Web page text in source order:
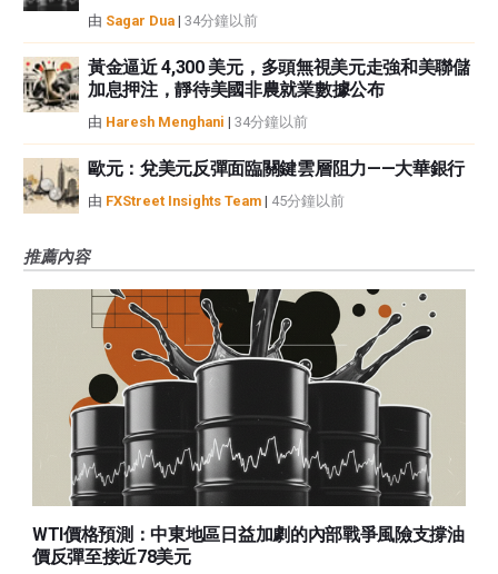
由 Sagar Dua | 34分鐘以前
黃金逼近 4,300 美元，多頭無視美元走強和美聯儲
加息押注，靜待美國非農就業數據公布
由 Haresh Menghani | 34分鐘以前
歐元：兌美元反彈面臨關鍵雲層阻力——大華銀行
由 FXStreet Insights Team | 45分鐘以前
推薦內容
WTI價格預測：中東地區日益加劇的內部戰爭風險支撐油
價反彈至接近78美元